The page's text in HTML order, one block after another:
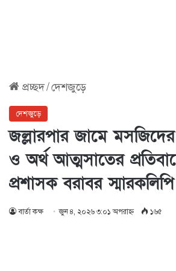
প্রচ্ছদ/দেশজুড়ে
দেশজুড়ে
জল্লারপার জামে
ও অর্থ আত্মসাতের
প্রশাসক বরাবর স্মারকলিপি
বার্তা কক্ষ জুন ৪, ২০২৬ ৩:০১ অপরাহ্ণ ১৬৫